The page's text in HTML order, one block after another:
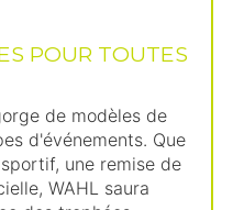
POUR TOUTES
de modèles de
d'événements. Que
une remise de
WAHL saura